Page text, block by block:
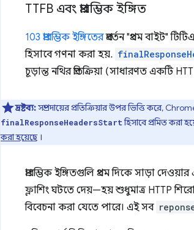
TTFB এবং প্রারম্ভিক ইঙ্গিত
103 প্রারম্ভিক ইঙ্গিতেরপ্রবর্তন "প্রথম বাইট"
হিসাবে গণনা করা হয়.
চূড়ান্ত নথির প্রতিক্রিয়া (সাধারণত একটি
দ্রষ্টব্য:সম্প্রদায়ের প্রতিক্রিয়ার উপর ভিত্তি করে,
finalResponseHeadersStartহিসাবে প্রমিত করা
করা হয়েছে।
প্রারম্ভিক ইঙ্গিতগুলি প্রথম দিকে সাড়া
ফ্লাশিং ঘটতে দেয়—হয় শুধুমাত্র HTTP
বিবেচনা করা যেতে পারে। এই সব